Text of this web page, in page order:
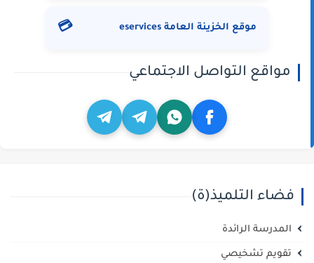
موقع الخزينة العامة eservices 💳
مواقع التواصل الاجتماعي
فضاء التلميذ(ة)
المدرسة الرائدة
تقويم تشخيصي